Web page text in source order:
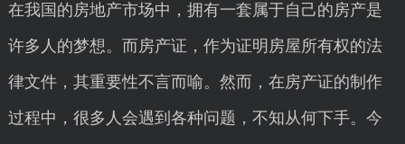
在我国的房地产市场中，拥有一套属于自己的房产是
许多人的梦想。而房产证，作为证明房屋所有权的法
律文件，其重要性不言而喻。然而，在房产证的制作
过程中，很多人会遇到各种问题，不知从何下手。今